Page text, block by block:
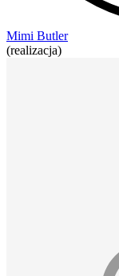
Mimi Butler
(realizacja)